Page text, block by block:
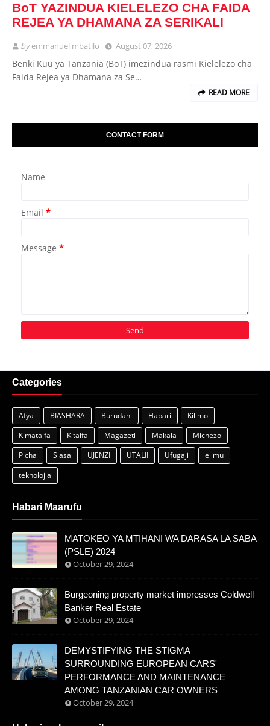
BoT YAZINDUA KIELELEZO CHA FAIDA
REJEA YA DHAMANA ZA SERIKALI
byemmanuel mbatilo August 07, 2026
Benki Kuu ya Tanzania (BoT) imezindua rasmi Kielelezo cha
Faida Rejea ya Dhamana za Se…
READ MORE
CONTACT FORM
Name
Email *
Message *
Categories
Afya BIASHARA Burudani Habari
Kilimo
Kimataifa
Kitaifa Magazeti Makala
Michezo
Picha
Siasa UJENZI UTALII Ufugaji
elimu
teknolojia
Habari Maarufu
MATOKEO YA MTIHANI WA DARASA LA SABA
(PSLE) 2024
October 29, 2024
Burgeoning property market impresses Coldwell
Banker Real Estate
October 29, 2024
DEMYSTIFYING THE STIGMA
SURROUNDING EUROPEAN CARS'
PERFORMANCE AND MAINTENANCE
AMONG TANZANIAN CAR OWNERS
October 29, 2024